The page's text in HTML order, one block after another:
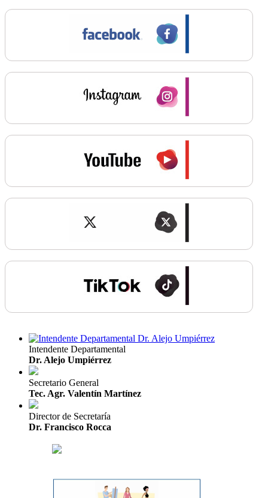
Intendente Departamental
Dr. Alejo Umpiérrez
Secretario General
Tec. Agr. Valentín Martínez
Director de Secretaría
Dr. Francisco Rocca